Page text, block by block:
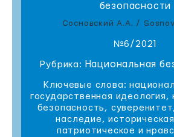
безопасности
Сосновский А.А. /
№6/2021
Рубрика: Национальная
Ключевые слова:
государственная идеология,
безопасность,
наследие,
патриотическое и